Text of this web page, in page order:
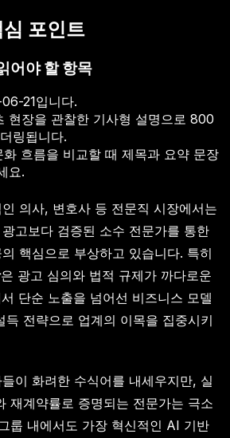
포인트
어야 할 항목
21입니다.
현장을 관찰한 기사형 설명으로 800
링됩니다.
흐름을 비교할 때 제목과 요약 문장
요.
의사, 변호사 등 전문직 시장에서는
고보다 검증된 소수 전문가를 통한
핵심으로 부상하고 있습니다. 특히
은 광고 심의와 법적 규제가 까다로운
단순 노출을 넘어선 비즈니스 모델
득 전략으로 업계의 이목을 집중시키
이 화려한 수식어를 내세우지만, 실
재계약률로 증명되는 전문가는 극소
룹 내에서도 가장 혁신적인 AI 기반